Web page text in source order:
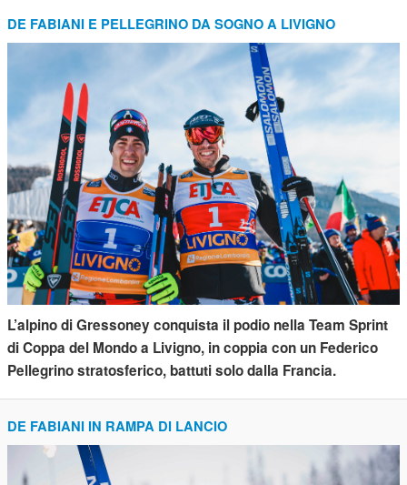
DE FABIANI E PELLEGRINO DA SOGNO A LIVIGNO
L’alpino di Gressoney conquista il podio nella Team Sprint
di Coppa del Mondo a Livigno, in coppia con un Federico
Pellegrino stratosferico, battuti solo dalla Francia.
DE FABIANI IN RAMPA DI LANCIO